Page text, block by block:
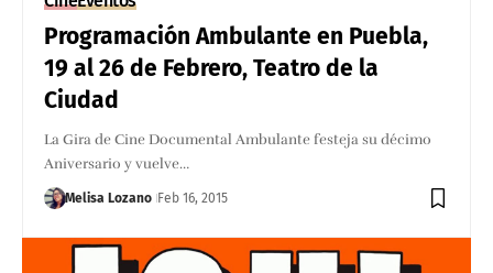
Programación Ambulante en Puebla,
19 al 26 de Febrero, Teatro de la
Ciudad
La Gira de Cine Documental Ambulante festeja su décimo
Aniversario y vuelve…
Melisa Lozano Feb 16, 2015